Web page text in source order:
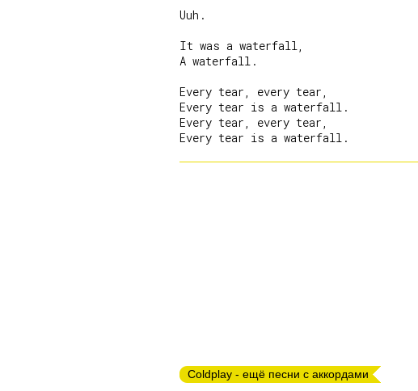
Uuh.
It was a waterfall,
A waterfall.
Every tear, every tear,
Every tear is a waterfall.
Every tear, every tear,
Coldplay - ещё песни с аккордами